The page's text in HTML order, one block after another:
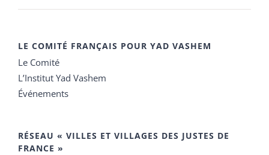
LE COMITÉ FRANÇAIS POUR YAD VASHEM
Le Comité
L’Institut Yad Vashem
Événements
RÉSEAU « VILLES ET VILLAGES DES JUSTES DE
FRANCE »